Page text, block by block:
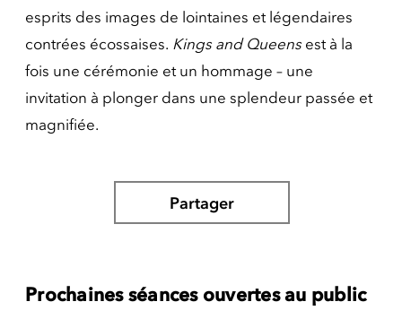
esprits des images de lointaines et légendaires
contrées écossaises. Kings and Queensest à la
fois une cérémonie et un hommage – une
invitation à plonger dans une splendeur passée et
magnifiée.
Partager
Prochaines séances ouvertes au public